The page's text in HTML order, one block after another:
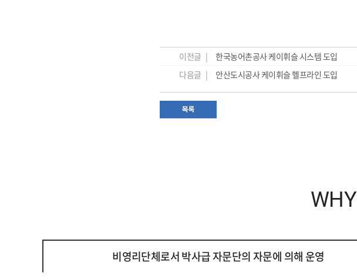
이전글 |
한국농어촌공사 케이휘슬 시스템 도입
다음글 |
안산도시공사 케이휘슬 헬프라인 도입
WHY
비영리단체로서 박사급 자문단의 자문에 의해 운영